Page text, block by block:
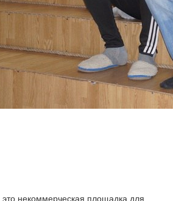
это некоммерческая площадка для